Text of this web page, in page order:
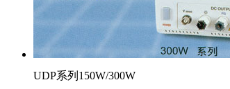
UDP系列150W/300W